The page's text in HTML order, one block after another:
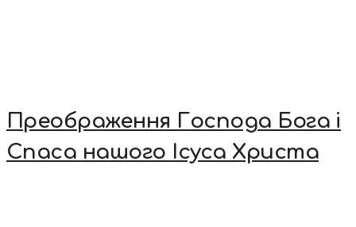
Преображення Господа Бога і
Спаса нашого Ісуса Христа